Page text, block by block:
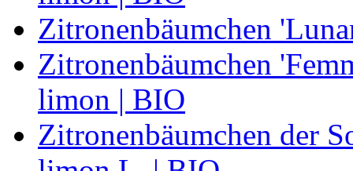
Zitronenbäumchen
Zitronenbäumchen
limon | BIO
Zitronenbäumchen der